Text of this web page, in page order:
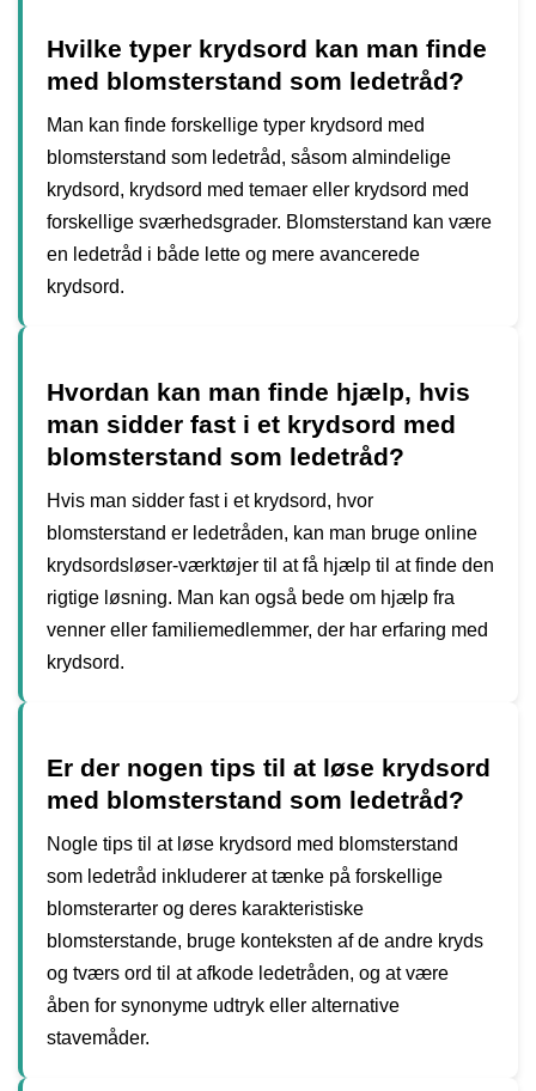
Hvilke typer krydsord kan man finde
med blomsterstand som ledetråd?
Man kan finde forskellige typer krydsord med
blomsterstand som ledetråd, såsom almindelige
krydsord, krydsord med temaer eller krydsord med
forskellige sværhedsgrader. Blomsterstand kan være
en ledetråd i både lette og mere avancerede
krydsord.
Hvordan kan man finde hjælp, hvis
man sidder fast i et krydsord med
blomsterstand som ledetråd?
Hvis man sidder fast i et krydsord, hvor
blomsterstand er ledetråden, kan man bruge online
krydsordsløser-værktøjer til at få hjælp til at finde den
rigtige løsning. Man kan også bede om hjælp fra
venner eller familiemedlemmer, der har erfaring med
krydsord.
Er der nogen tips til at løse krydsord
med blomsterstand som ledetråd?
Nogle tips til at løse krydsord med blomsterstand
som ledetråd inkluderer at tænke på forskellige
blomsterarter og deres karakteristiske
blomsterstande, bruge konteksten af de andre kryds
og tværs ord til at afkode ledetråden, og at være
åben for synonyme udtryk eller alternative
stavemåder.